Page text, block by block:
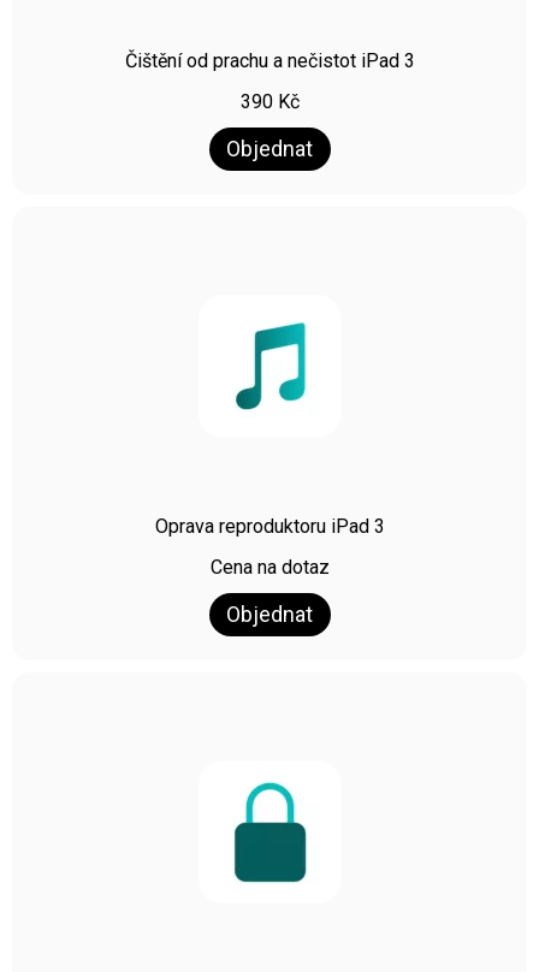
Čištění od prachu a nečistot iPad 3
390 Kč
Objednat
Oprava reproduktoru iPad 3
Cena na dotaz
Objednat